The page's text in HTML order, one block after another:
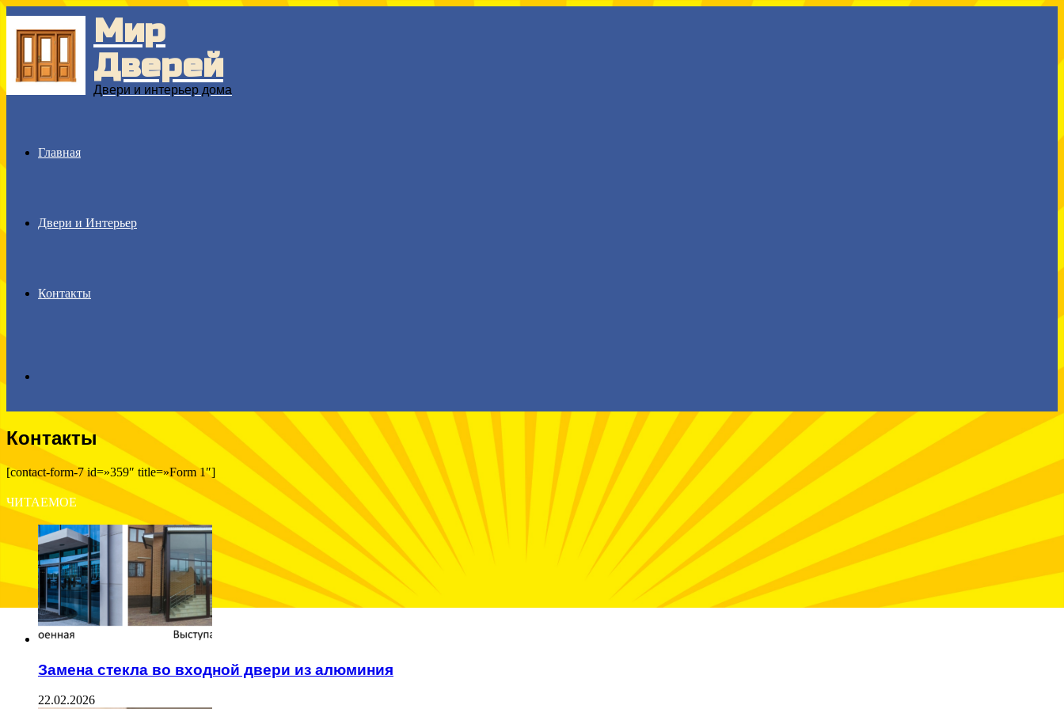
Menu
Мир
Дверей
Двери и интерьер дома
Главная
Двери и Интерьер
Контакты
for
Контакты
[contact-form-7 id=»359″ title=»Form 1″]
ЧИТАЕМОЕ
Замена стекла во входной двери из алюминия
22.02.2026